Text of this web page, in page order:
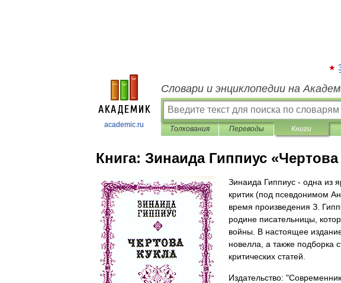
academic.ru
Словари и энциклопедии на
Толкования Переводы Книги
Книга: Зинаида Гиппиус «Чертова
Зинаида Гиппиус - одна из
критик (под псевдонимом
время произведения З.
родине писательницы,
войны. В настоящее
новелла, а также подборка
критических статей.
Издательство: